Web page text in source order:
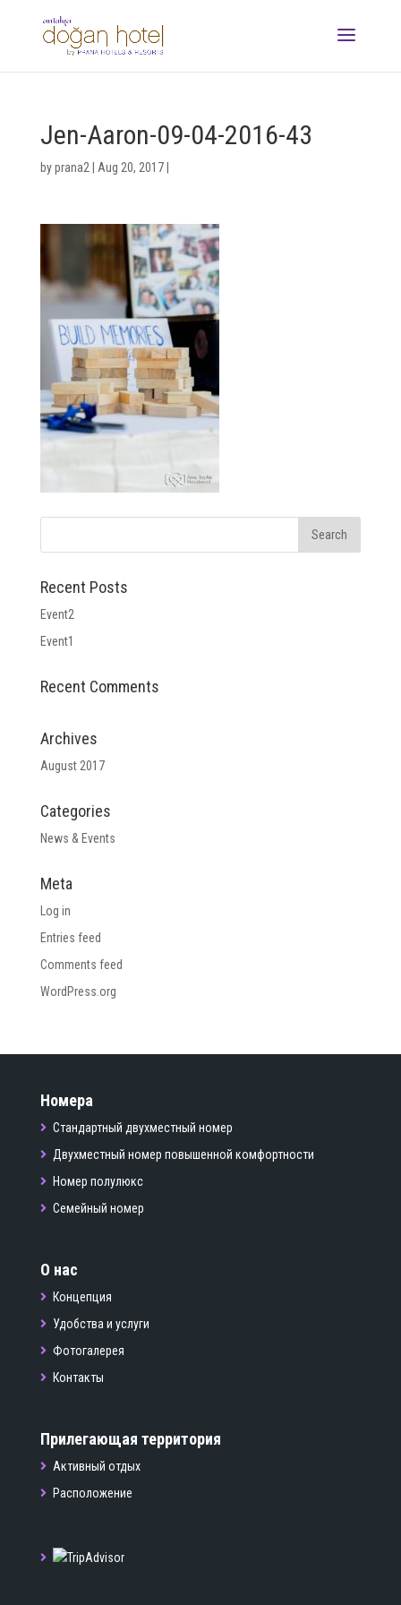
Jen-Aaron-09-04-2016-43
byprana2 Aug 20, 2017|
Recent Posts
Event2
Event1
Recent Comments
Archives
August 2017
Categories
News & Events
Meta
Log in
Entries feed
Comments feed
WordPress.org
Номера
Стандартный двухместный номер
Двухместный номер повышенной комфортности
Номер полулюкс
Семейный номер
О нас
Концепция
Удобства и услуги
Фотогалерея
Контакты
Прилегающая территория
Активный отдых
Расположение